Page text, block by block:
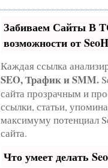
Забиваем Сайты В
возможности от
Каждая ссылка
SEO, Трафик и SMM.
сайта прозрачным и
ссылки, статьи,
максимуму потенциал
сайта.
Что умеет делать